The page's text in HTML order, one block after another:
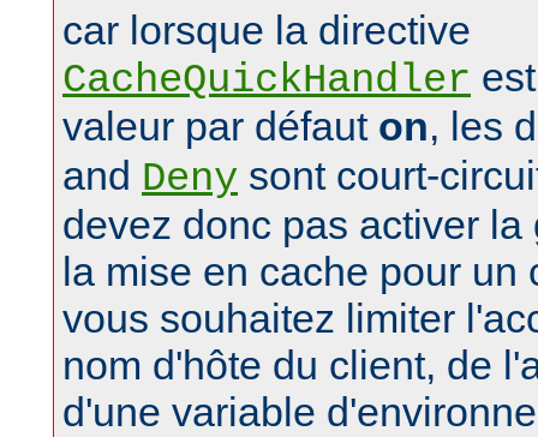
car lorsque la directive
CacheQuickHandler
valeur par défaut on, les
and Deny sont court-
devez donc pas activer
la mise en cache pour un
vous souhaitez limiter
nom d'hôte du client, de
d'une variable